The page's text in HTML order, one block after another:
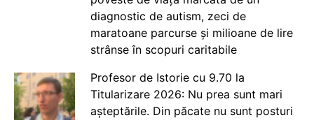
diagnostic de autism, zeci de
maratoane parcurse și milioane de lire
strânse în scopuri caritabile
Profesor de Istorie cu 9.70 la
Titularizare 2026: Nu prea sunt mari
așteptările. Din păcate nu sunt posturi